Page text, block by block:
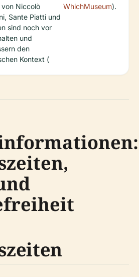
von Niccolò
Sante Piatti und
sind noch vor
und
den
Kontext (
WhichMuseum).